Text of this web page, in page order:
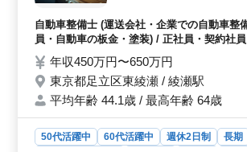
能で、スキルを活かして即戦力として働け
す。ベテランメカニックも在籍しており
たい方に最適な職場です。 ＜アットホ
境と通勤の利便性＞ この職場は小規模な
ームな雰囲気があり、従業員同士のコミ
が取りやすい環境です。車通勤も可能な
利であり、盛岡駅からのアクセスも良好
備業界で働くことを希望する方にとって
場環境が整っています。
めで働きやすい職場です！
自動車整備士 (運送会社・企業での自動車整
員・自動車の板金・塗装) / 正社員・契約社
年収450万円〜650万円
東京都足立区東綾瀬 / 綾瀬駅
平均年齢 44.1歳 / 最高年齢 64歳
50代活躍中 60代活躍中 週休2日制
長期